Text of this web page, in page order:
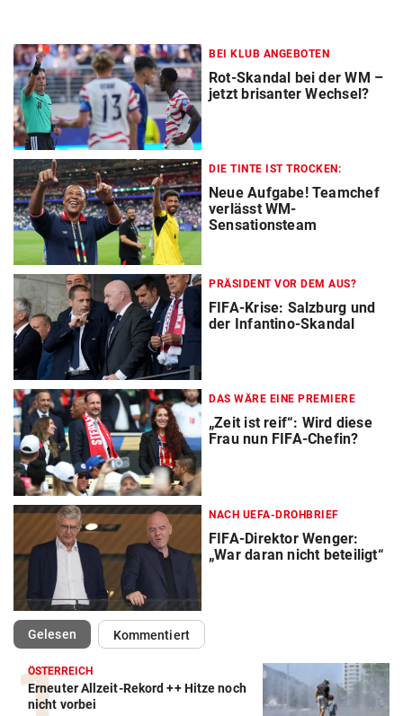
BEI KLUB ANGEBOTEN
Rot-Skandal bei der WM –
jetzt brisanter Wechsel?
DIE TINTE IST TROCKEN:
Neue Aufgabe! Teamchef
verlässt WM-
Sensationsteam
PRÄSIDENT VOR DEM AUS?
FIFA-Krise: Salzburg und
der Infantino-Skandal
DAS WÄRE EINE PREMIERE
„Zeit ist reif“: Wird diese
Frau nun FIFA-Chefin?
NACH UEFA-DROHBRIEF
FIFA-Direktor Wenger:
„War daran nicht beteiligt“
Gelesen(ausgewählt)Kommentiert
ÖSTERREICH
Erneuter Allzeit-Rekord ++ Hitze noch
nicht vorbei
Action-Cam Vergleich